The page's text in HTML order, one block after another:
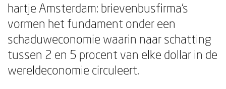
hartje Amsterdam: brievenbusfirma's
vormen het fundament onder een
schaduweconomie waarin naar schatting
tussen 2 en 5 procent van elke dollar in de
wereldeconomie circuleert.